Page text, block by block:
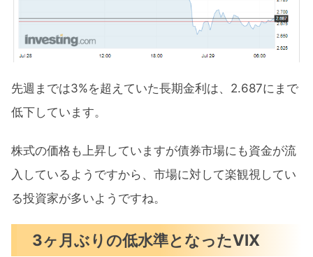
先週までは3%を超えていた長期金利は、2.687にまで
低下しています。
株式の価格も上昇していますが債券市場にも資金が流
入しているようですから、市場に対して楽観視してい
る投資家が多いようですね。
3ヶ月ぶりの低水準となったVIX